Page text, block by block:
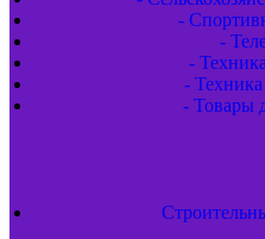
-
-
-
-
- Товары